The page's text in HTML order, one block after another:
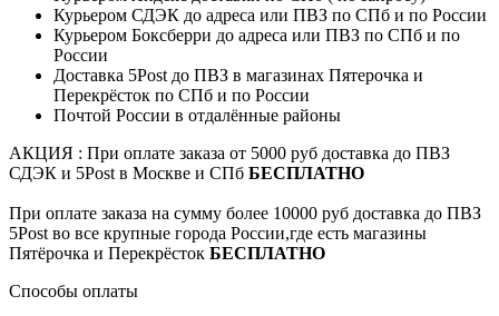
Курьером СДЭК до адреса или ПВЗ по СПб и по России
Курьером Боксберри до адреса или ПВЗ по СПб и по
России
Доставка 5Post до ПВЗ в магазинах Пятерочка и
Перекрёсток по СПб и по России
Почтой России в отдалённые районы
АКЦИЯ : При оплате заказа от 5000 руб доставка до ПВЗ
СДЭК и 5Post в Москве и СПб БЕСПЛАТНО
При оплате заказа на сумму более 10000 руб доставка до ПВЗ
5Post во все крупные города России,где есть магазины
Пятёрочка и Перекрёсток БЕСПЛАТНО
Способы оплаты